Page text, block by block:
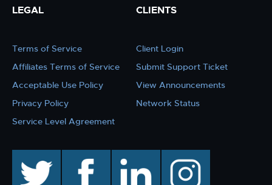
LEGAL
Terms of Service
Affiliates Terms of Service
Acceptable Use Policy
Privacy Policy
Service Level Agreement
CLIENTS
Client Login
Submit Support Ticket
View Announcements
Network Status
facebook linkedin instagram